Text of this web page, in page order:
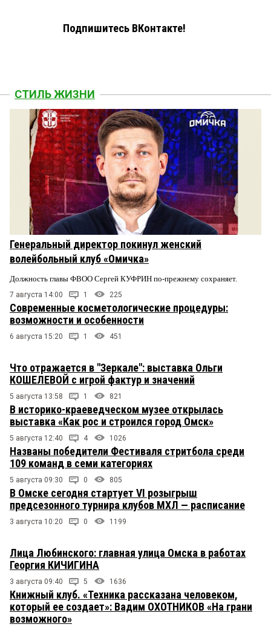
Подпишитесь ВКонтакте!
СТИЛЬ ЖИЗНИ
Генеральный директор покинул женский
волейбольный клуб «Омичка»
Должность главы ФВОО Сергей КУФРИН по-прежнему сохраняет.
7 августа 14:00 1 225
Современные косметологические процедуры:
возможности и особенности
6 августа 15:20 1 451
Что отражается в "Зеркале": выставка Ольги
КОШЕЛЕВОЙ с игрой фактур и значений
5 августа 13:58 1 821
В историко-краеведческом музее открылась
выставка «Как рос и строился город Омск»
5 августа 12:40 4 1026
Названы победители Фестиваля стритбола среди
109 команд в семи категориях
5 августа 09:30 0 805
В Омске сегодня стартует VI розыгрыш
предсезонного турнира клубов МХЛ — расписание
3 августа 10:20 0 1199
Лица Любинского: главная улица Омска в работах
Георгия КИЧИГИНА
3 августа 09:40 5 1636
Книжный клуб. «Техника рассказана человеком,
который ее создает»: Вадим ОХОТНИКОВ «На грани
возможного»